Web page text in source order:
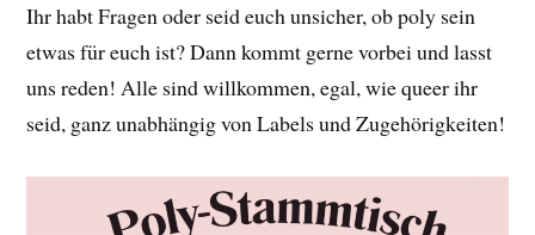
Ihr habt Fragen oder seid euch unsicher, ob poly sein
etwas für euch ist? Dann kommt gerne vorbei und lasst
uns reden! Alle sind willkommen, egal, wie queer ihr
seid, ganz unabhängig von Labels und Zugehörigkeiten!